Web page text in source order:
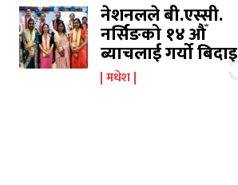
नेशनलले बी.एस्सी.
नर्सिङको १४ औँ
ब्याचलाई गर्यो बिदाइ
मधेश